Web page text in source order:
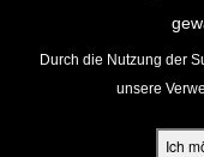
Durch die Nutzung der
unsere
Ich